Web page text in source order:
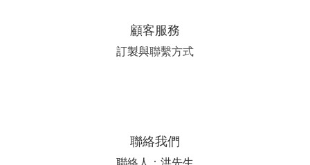
顧客服務
訂製與聯繫方式
聯絡我們